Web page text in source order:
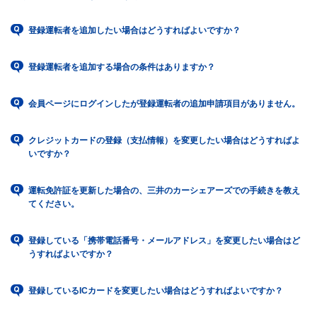
登録運転者を追加したい場合はどうすればよいですか？
登録運転者を追加する場合の条件はありますか？
会員ページにログインしたが登録運転者の追加申請項目がありません。
クレジットカードの登録（支払情報）を変更したい場合はどうすればよ
いですか？
運転免許証を更新した場合の、三井のカーシェアーズでの手続きを教え
てください。
登録している「携帯電話番号・メールアドレス」を変更したい場合はど
うすればよいですか？
登録しているICカードを変更したい場合はどうすればよいですか？